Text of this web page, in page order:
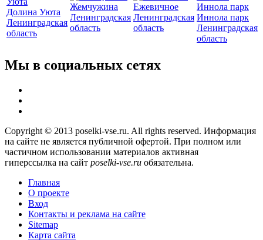
Долина Уюта
Ленинградская
область
Жемчужина
Ленинградская
область
Ежевичное
Ленинградская
область
Иннола парк
Ленинградская
область
Мы в социальных сетях
Copyright © 2013 poselki-vse.ru. All rights reserved. Информация
на сайте не является публичной офертой. При полном или
частичном использовании материалов активная
гиперссылка на сайт poselki-vse.ru​ обязательна.
Главная
О проекте
Вход
Контакты и реклама на сайте
Sitemap
Карта сайта